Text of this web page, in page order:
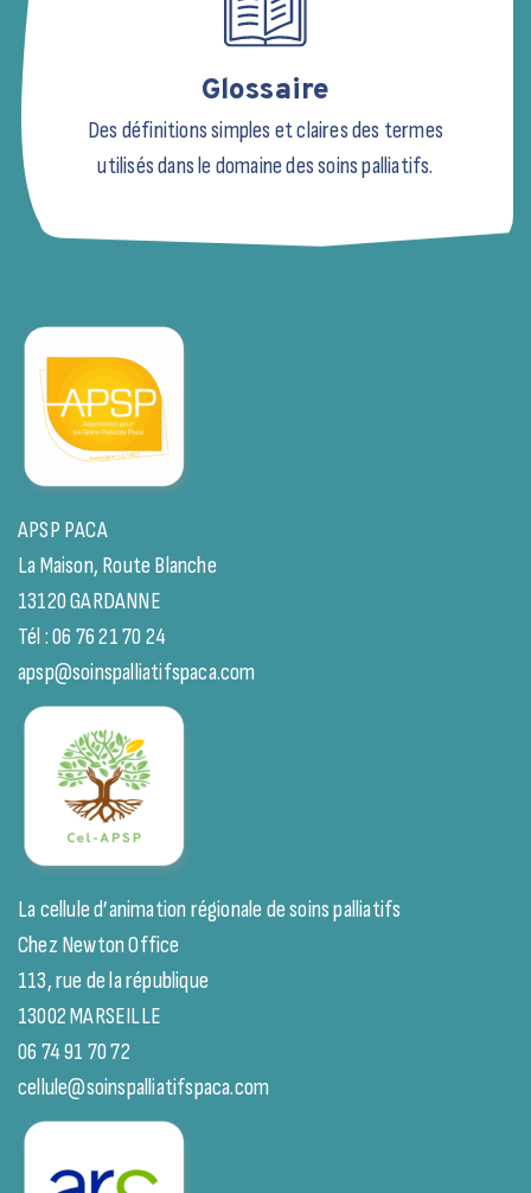
Glossaire
Des définitions simples et claires des termes
utilisés dans le domaine des soins palliatifs.
APSP PACA
La Maison, Route Blanche
13120 GARDANNE
Tél : 06 76 21 70 24
apsp@soinspalliatifspaca.com
La cellule d’animation régionale de soins palliatifs
Chez Newton Office
113, rue de la république
13002 MARSEILLE
06 74 91 70 72
cellule@soinspalliatifspaca.com